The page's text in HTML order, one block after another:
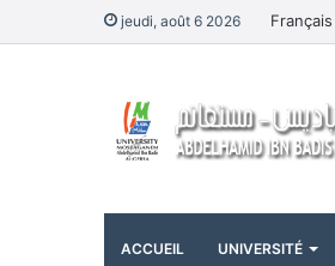
jeudi, août 6 2026 Français
ACCUEIL UNIVERSITÉ